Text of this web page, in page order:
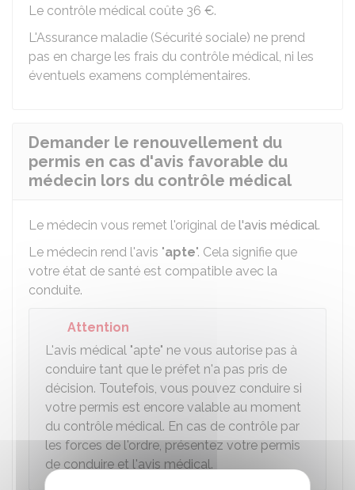
Le contrôle médical coûte 36 €.
L'Assurance maladie (Sécurité sociale) ne prend
pas en charge les frais du contrôle médical, ni les
éventuels examens complémentaires.
Demander le renouvellement du
permis en cas d'avis favorable du
médecin lors du contrôle médical
Le médecin vous remet l'original de l'avis médical.
Le médecin rend l'avis "apte". Cela signifie que
votre état de santé est compatible avec la
conduite.
Attention
L'avis médical "apte" ne vous autorise pas à
conduire tant que le préfet n'a pas pris de
décision. Toutefois, vous pouvez conduire si
votre permis est encore valable au moment
du contrôle médical. En cas de contrôle par
les forces de l'ordre, présentez votre permis
de conduire et l'avis médical.